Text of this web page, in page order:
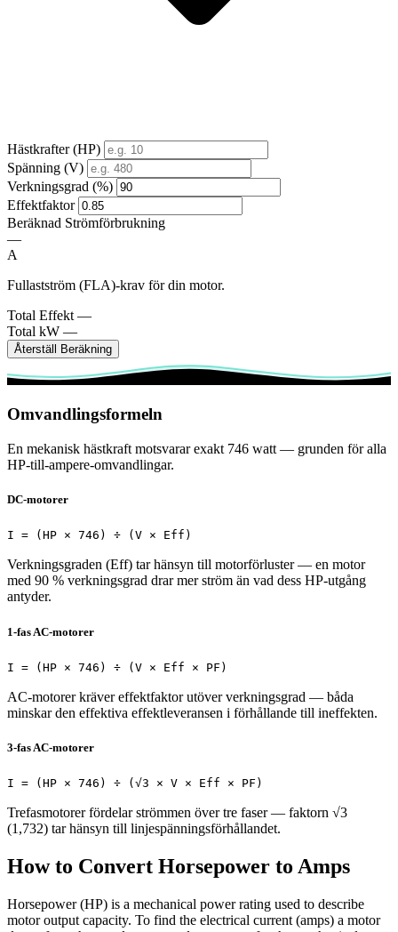
Hästkrafter (HP)
Spänning (V)
Verkningsgrad (%)
Effektfaktor
Beräknad Strömförbrukning
—
A
Fullastström (FLA)-krav för din motor.
Total Effekt —
Total kW —
Återställ Beräkning
Omvandlingsformeln
En mekanisk hästkraft motsvarar exakt 746 watt — grunden för alla
HP-till-ampere-omvandlingar.
DC-motorer
I = (HP × 746) ÷ (V × Eff)
Verkningsgraden (Eff) tar hänsyn till motorförluster — en motor
med 90 % verkningsgrad drar mer ström än vad dess HP-utgång
antyder.
1-fas AC-motorer
I = (HP × 746) ÷ (V × Eff × PF)
AC-motorer kräver effektfaktor utöver verkningsgrad — båda
minskar den effektiva effektleveransen i förhållande till ineffekten.
3-fas AC-motorer
I = (HP × 746) ÷ (√3 × V × Eff × PF)
Trefasmotorer fördelar strömmen över tre faser — faktorn √3
(1,732) tar hänsyn till linjespänningsförhållandet.
How to Convert Horsepower to Amps
Horsepower (HP) is a mechanical power rating used to describe
motor output capacity. To find the electrical current (amps) a motor